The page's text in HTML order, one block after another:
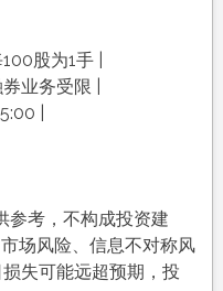
股为1手 |
业务受限 |
|
参考，不构成投资建
场风险、信息不对称风
失可能远超预期，投